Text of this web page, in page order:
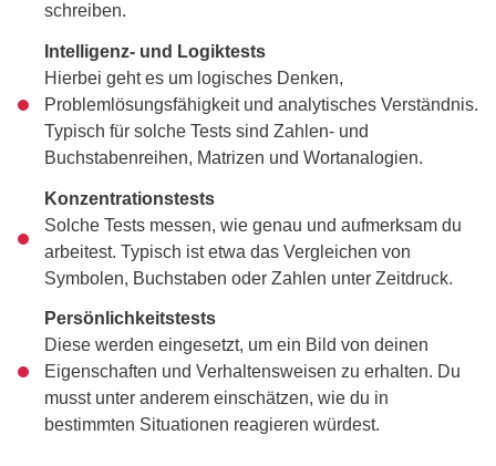
schreiben.
Intelligenz- und Logiktests
Hierbei geht es um logisches Denken,
Problemlösungsfähigkeit und analytisches Verständnis.
Typisch für solche Tests sind Zahlen- und
Buchstabenreihen, Matrizen und Wortanalogien.
Konzentrationstests
Solche Tests messen, wie genau und aufmerksam du
arbeitest. Typisch ist etwa das Vergleichen von
Symbolen, Buchstaben oder Zahlen unter Zeitdruck.
Persönlichkeitstests
Diese werden eingesetzt, um ein Bild von deinen
Eigenschaften und Verhaltensweisen zu erhalten. Du
musst unter anderem einschätzen, wie du in
bestimmten Situationen reagieren würdest.